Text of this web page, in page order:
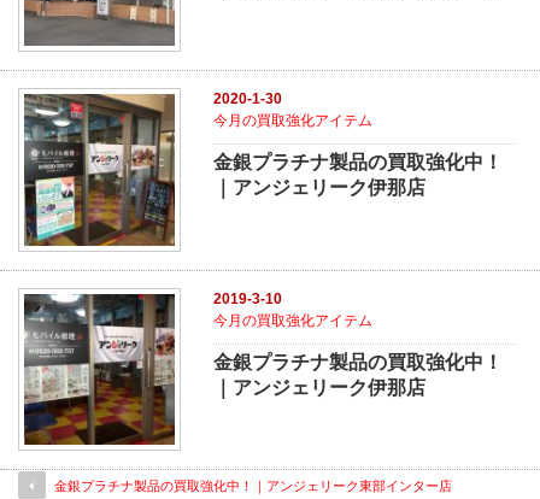
2020-1-30
今月の買取強化アイテム
金銀プラチナ製品の買取強化中！
｜アンジェリーク伊那店
2019-3-10
今月の買取強化アイテム
金銀プラチナ製品の買取強化中！
｜アンジェリーク伊那店
金銀プラチナ製品の買取強化中！｜アンジェリーク東部インター店